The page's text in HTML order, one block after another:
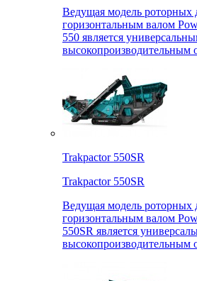
Ведущая модель роторных
горизонтальным валом
550 является
высокопроизводительным
Trakpactor 550SR
Trakpactor 550SR
Ведущая модель роторных
горизонтальным валом
550SR является
высокопроизводительным